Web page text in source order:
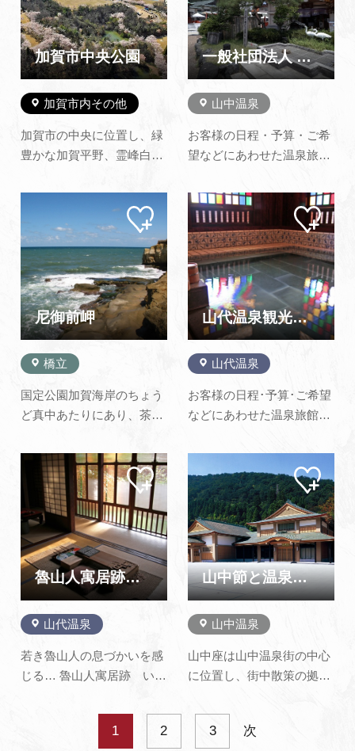
スをはじめとして、ヨーロ
ッパの名車、日本のスポー
ツカーなどを次々と見学す
るうち…
弥の自然に対する考え方、
感じ方を伝えています。 ま
た山と自然に関する資料を
集め…
加賀市中央公園
加賀市内その他
加賀市の中央に位置し、緑
豊かな加賀平野、霊峰白山
す。 施設は、レクリエーシ
ョンゾーン、歴史民族ゾー
ン、運動ゾーンの三つに分
かれおり、レクリエーショ
ンゾーンには、芝生広場、
野外音楽堂、彫刻の森など
の施設があり、市民の憩い
の場…
一般社団法人 山中温泉観光協会
山中温泉
お客様の日程・予算・ご希
望などにあわせた温泉旅館
のとびこみ宿泊など、急な
ご予約でも、旅館の空室状
況を迅速・適確に確認して
ご案内いたします。山中温
泉では、年間を通して各種
イベントなどを企画してお
りますので、宿泊以外でも
たくさん…
尼御前岬
橋立
国定公園加賀海岸のちょう
ど真中あたりにあり、茶色
まま露出しており、単調な
海岸線とは違った風景が楽
しめます。この尼御前には
いくつかの伝説がありま
す。そのひとつに、義経一
行が都落ちの際にこの海岸
を通った時、足手まといに
なることを…
マイ
ペー
ジに
追加
山代温泉観光協会
山代温泉
お客様の日程･予算･ご希望
などにあわせた温泉旅館を
とびこみ宿泊など、急なご
予約でも、旅館の空室状況
を迅速･適確に確認してご
案内いたします。山代温泉
では、年間を通して各種イ
ベントなどを企画しており
ますので、宿泊以外でもた
くさんの…
マイ
ペー
ジに
追加
魯山人寓居跡 いろは草庵
山代温泉
若き魯山人の息づかいを感
じる… 魯山人寓居跡 いろ
台の食客となった魯山人
は、大正4年秋から翌年春
マイ
ペー
ジに
追加
山中節と温泉の館 山中座
山中温泉
山中座は山中温泉街の中心
に位置し、街中散策の拠点
ります。 一番の特徴として
は、館内の内装がのべ
マイ
ペー
ジに
追加
1 2 3 次